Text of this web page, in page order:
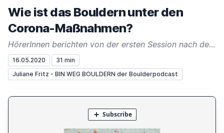
Wie ist das Bouldern unter den
Corona-Maßnahmen?
HörerInnen berichten von der ersten Session nach der Corona-Pause
16.05.2020
31 min
Juliane Fritz - BIN WEG BOULDERN der Boulderpodcast